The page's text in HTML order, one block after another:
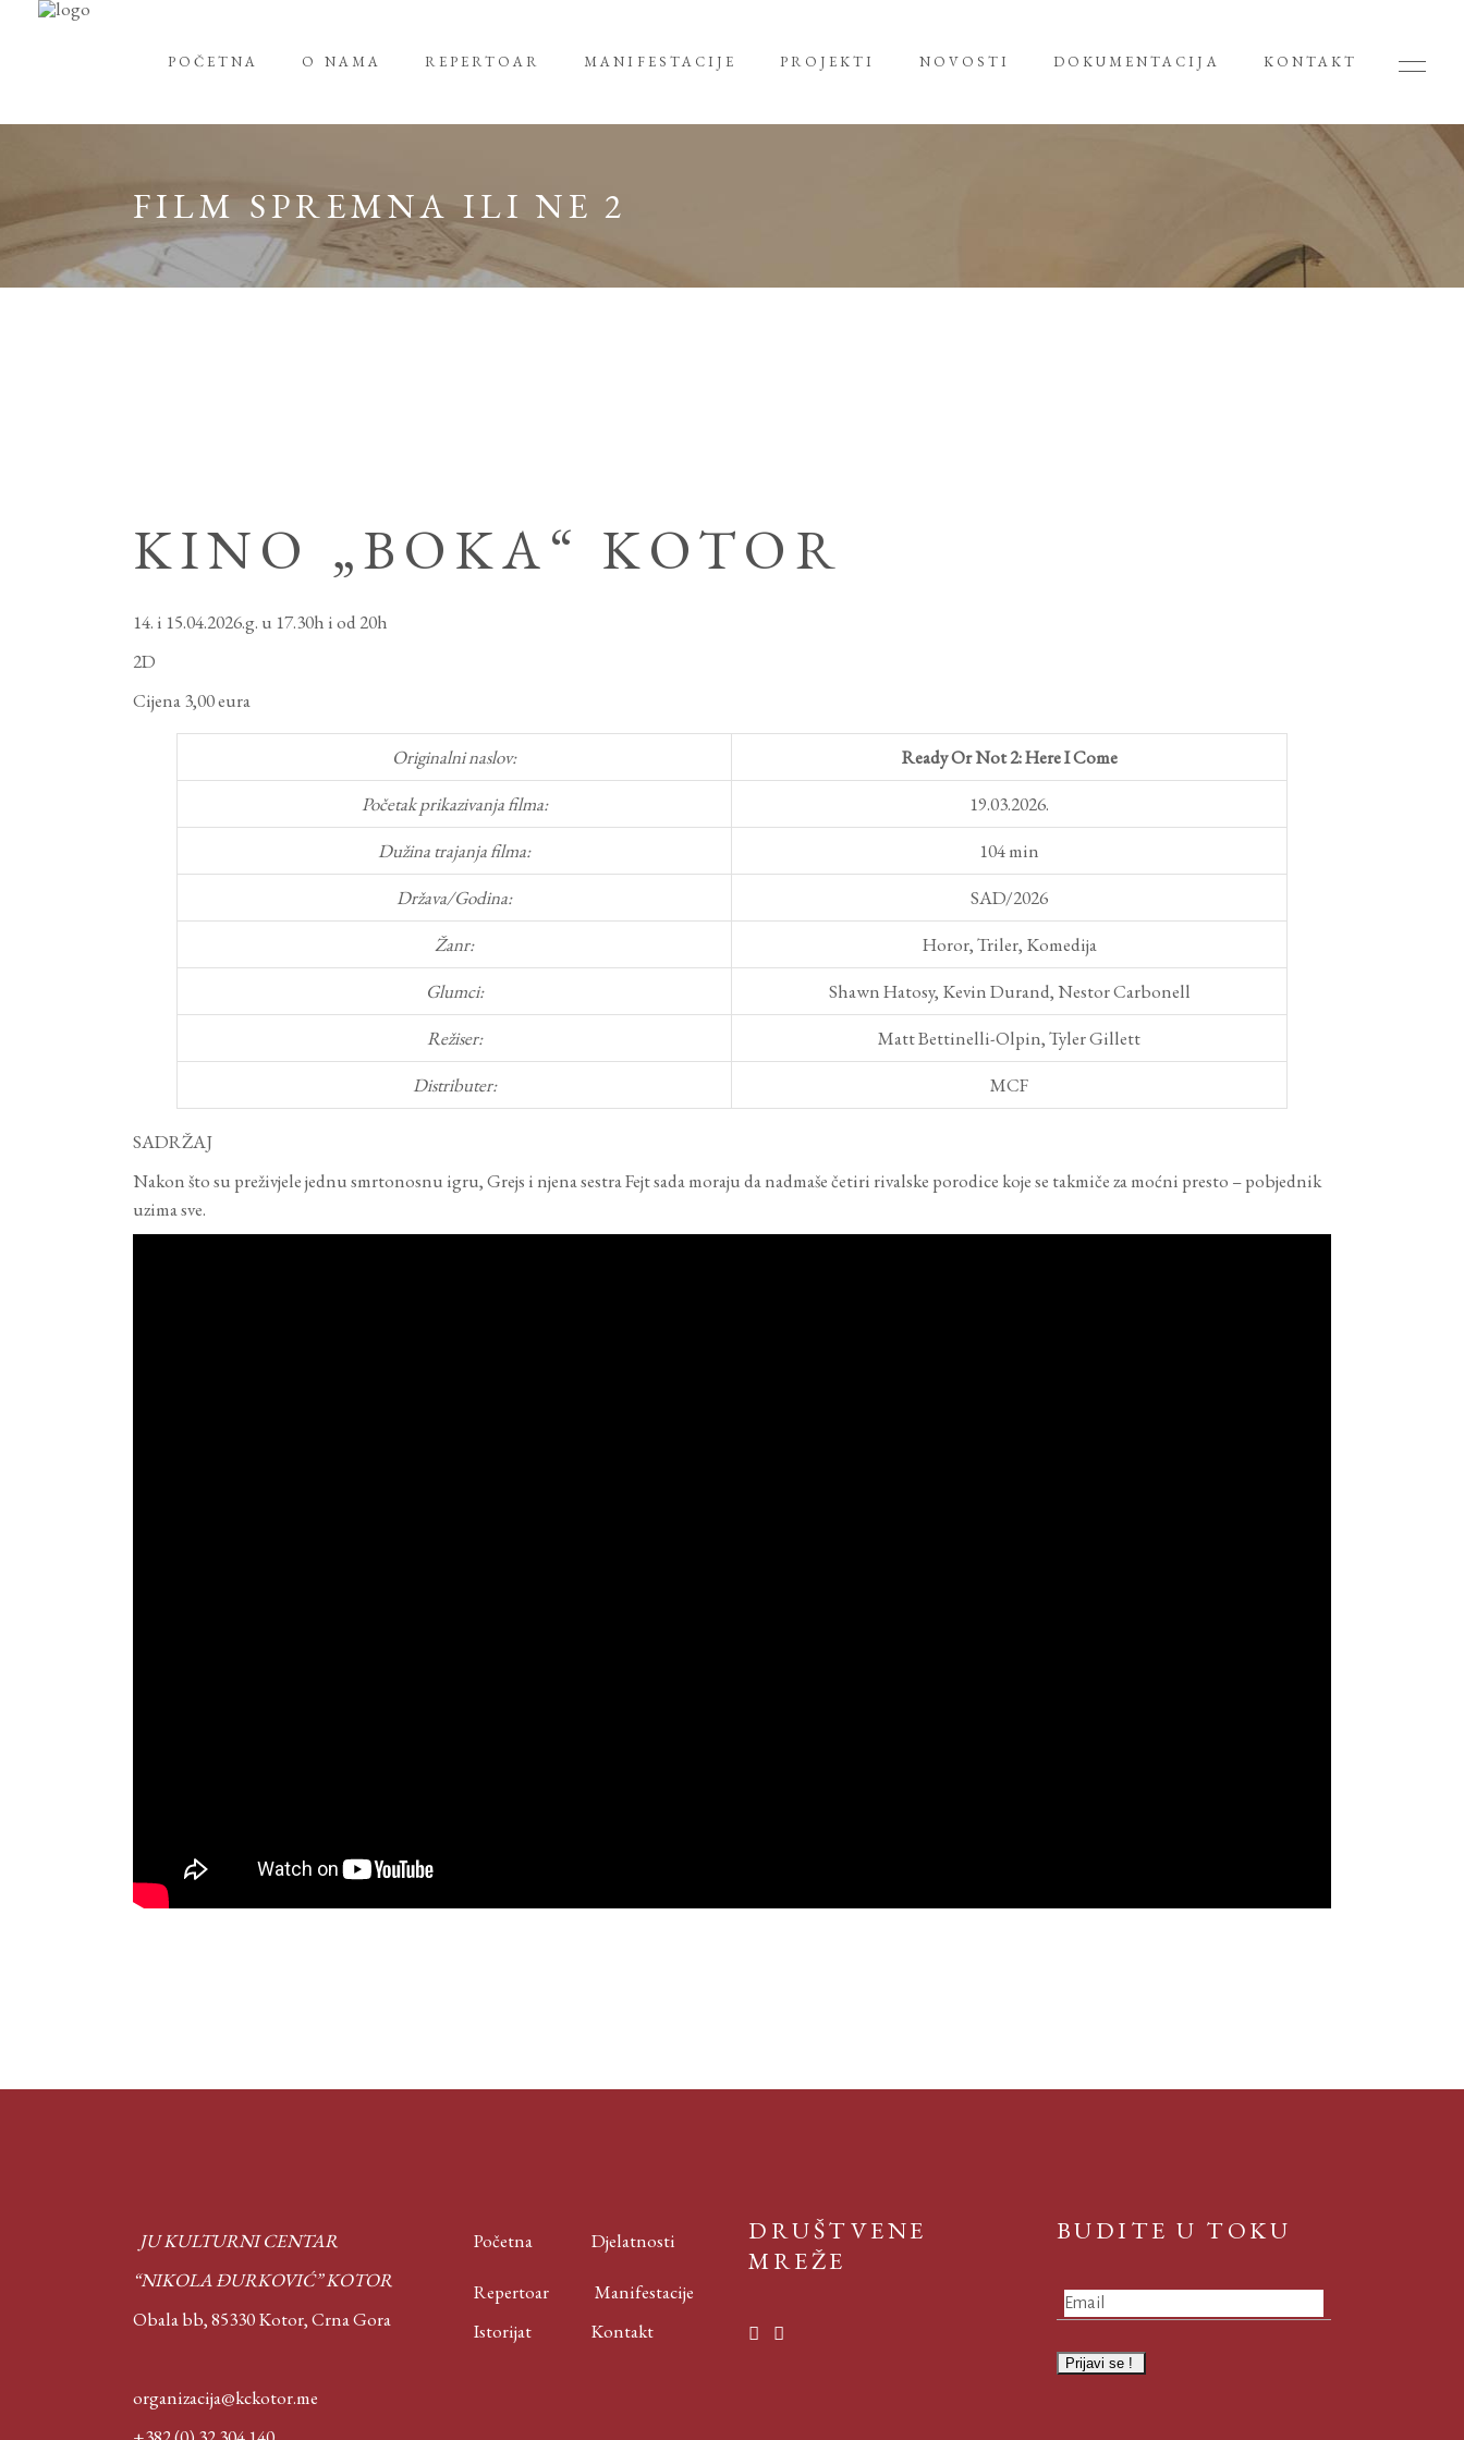
POČETNA O NAMA REPERTOAR MANIFESTACIJE PROJEKTI NOVOSTI DOKUMENTACIJA KONTAKT
FILM SPREMNA ILI NE 2
KINO „BOKA“ KOTOR
14. i 15.04.2026.g. u 17.30h i od 20h
2D
Cijena 3,00 eura
Originalni naslov:
Ready Or Not 2: Here I Come
Početak prikazivanja filma:
19.03.2026.
Dužina trajanja filma:
104 min
Država/Godina:
SAD/2026
Žanr:
Horor, Triler, Komedija
Glumci:
Shawn Hatosy, Kevin Durand, Nestor Carbonell
Režiser:
Matt Bettinelli-Olpin, Tyler Gillett
Distributer:
MCF
SADRŽAJ
Nakon što su preživjele jednu smrtonosnu igru, Grejs i njena sestra Fejt sada moraju da nadmaše četiri rivalske porodice koje se takmiče za moćni presto – pobjednik
uzima sve.
JU KULTURNI CENTAR
“NIKOLA ĐURKOVIĆ” KOTOR
Obala bb, 85330 Kotor,Crna Gora
organizacija@kckotor.me
Početna Djelatnosti
Repertoar
Manifestacije
Istorijat
Kontakt
DRUŠTVENE
MREŽE
BUDITE U TOKU